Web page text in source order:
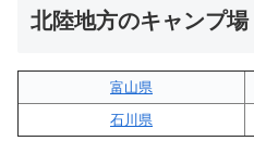
北陸地方のキャンプ場
富山県
石川県